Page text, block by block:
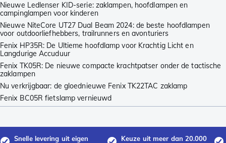
Nieuwe Ledlenser KID-serie: zaklampen, hoofdlampen en
campinglampen voor kinderen
Nieuwe NiteCore UT27 Dual Beam 2024: de beste hoofdlampen
voor outdoorliefhebbers, trailrunners en avonturiers
Fenix HP35R: De Ultieme hoofdlamp voor Krachtig Licht en
Langdurige Accuduur
Fenix TK05R: De nieuwe compacte krachtpatser onder de tactische
zaklampen
Nu verkrijgbaar: de gloednieuwe Fenix TK22TAC zaklamp
Fenix BC05R fietslamp vernieuwd
Snelle levering uit eigen
Keuze uit meer dan 20.000